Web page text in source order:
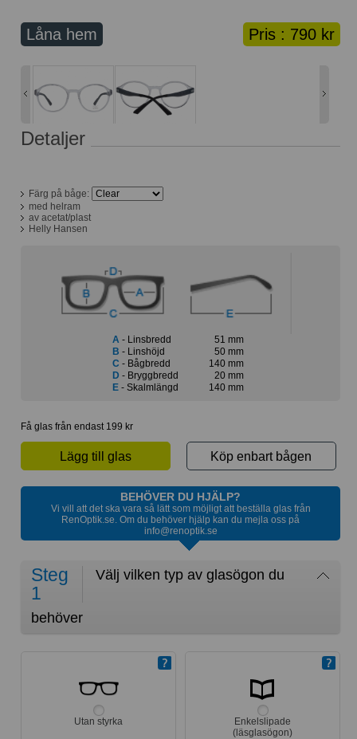
Solglasögon med styrka
Varukorg: 0 varor
Pris : 790 kr
Låna hem
Detaljer
Färg på båge:
med helram
av acetat/plast
Helly Hansen
A - Linsbredd
51 mm
B - Linshöjd
50 mm
C - Bågbredd
140 mm
D - Bryggbredd
20 mm
E- Skalmlängd 140 mm
Få glas från endast 199 kr
Lägg till glas Köp enbart bågen
BEHÖVER DU HJÄLP?
Vi vill att det ska vara så lätt som möjligt att beställa glas från
RenOptik.se. Om du behöver hjälp kan du mejla oss på
info@renoptik.se
Steg
1
Välj vilken typ av glasögon du
behöver
Utan styrka
Enkelslipade
(läsglasögon)